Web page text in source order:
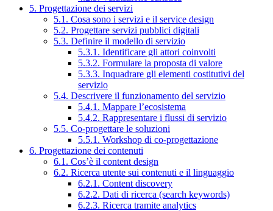
5. Progettazione dei servizi
5.1. Cosa sono i servizi e il service design
5.2. Progettare servizi pubblici digitali
5.3. Definire il modello di servizio
5.3.1. Identificare gli attori coinvolti
5.3.2. Formulare la proposta di valore
5.3.3. Inquadrare gli elementi costitutivi del
servizio
5.4. Descrivere il funzionamento del servizio
5.4.1. Mappare l’ecosistema
5.4.2. Rappresentare i flussi di servizio
5.5. Co-progettare le soluzioni
5.5.1. Workshop di co-progettazione
6. Progettazione dei contenuti
6.1. Cos’è il content design
6.2. Ricerca utente sui contenuti e il linguaggio
6.2.1. Content discovery
6.2.2. Dati di ricerca (search keywords)
6.2.3. Ricerca tramite analytics